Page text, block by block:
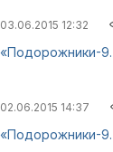
03.06.2015 12:32
«Подорожники-
02.06.2015 14:37
«Подорожники-